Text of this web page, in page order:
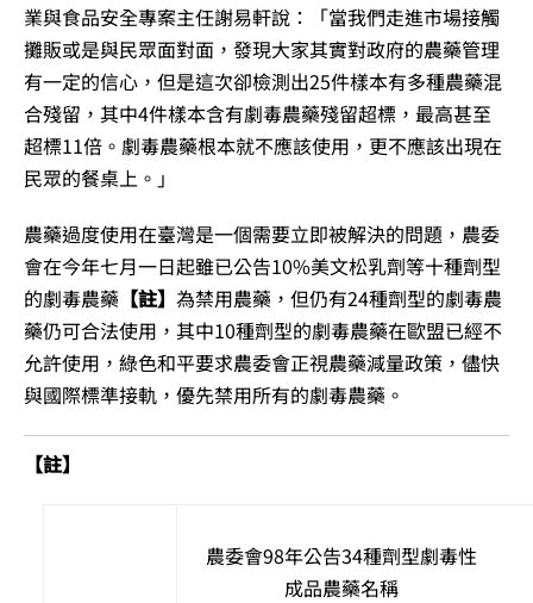
業與食品安全專案主任謝易軒說：「當我們走進市場接觸
攤販或是與民眾面對面，發現大家其實對政府的農藥管理
有一定的信心，但是這次卻檢測出25件樣本有多種農藥混
合殘留，其中4件樣本含有劇毒農藥殘留超標，最高甚至
超標11倍。劇毒農藥根本就不應該使用，更不應該出現在
民眾的餐桌上。」
農藥過度使用在臺灣是一個需要立即被解決的問題，農委
會在今年七月一日起雖已公告10%美文松乳劑等十種劑型
的劇毒農藥 【註】 為禁用農藥，但仍有24種劑型的劇毒農
藥仍可合法使用，其中10種劑型的劇毒農藥在歐盟已經不
允許使用，綠色和平要求農委會正視農藥減量政策，儘快
與國際標準接軌，優先禁用所有的劇毒農藥。
【註】
農委會98年公告34種劑型劇毒性
成品農藥名稱